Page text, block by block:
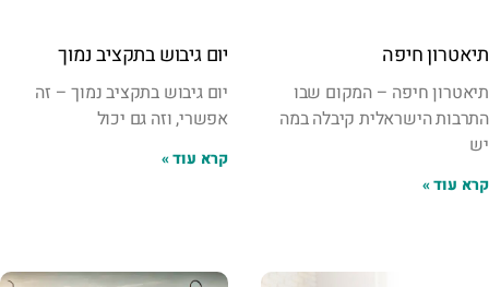
תיאטרון חיפה
תיאטרון חיפה – המקום שבו
התרבות הישראלית קיבלה במה
יש
קרא עוד »
יום גיבוש בתקציב נמוך
יום גיבוש בתקציב נמוך – זה
אפשרי, וזה גם יכול
קרא עוד »